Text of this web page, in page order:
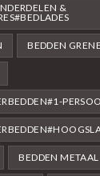
&
BEDDEN
BEDDEN METAAL